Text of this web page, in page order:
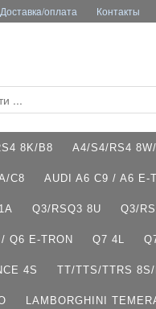
Доставкa/оплата Контакты
8K/B8 A4/S4/RS4
C8 AUDI A6 C9 / A6 E-
Q3/RSQ3 8U Q3/
Q6 E-TRON Q7 4L
4S TT/TTS/TTRS
LAMBORGHINI